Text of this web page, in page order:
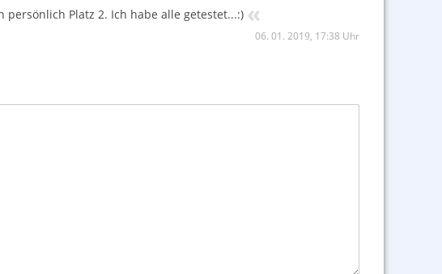
Platz 2. Ich habe alle getestet...:) «
06. 01. 2019, 17:38 Uhr